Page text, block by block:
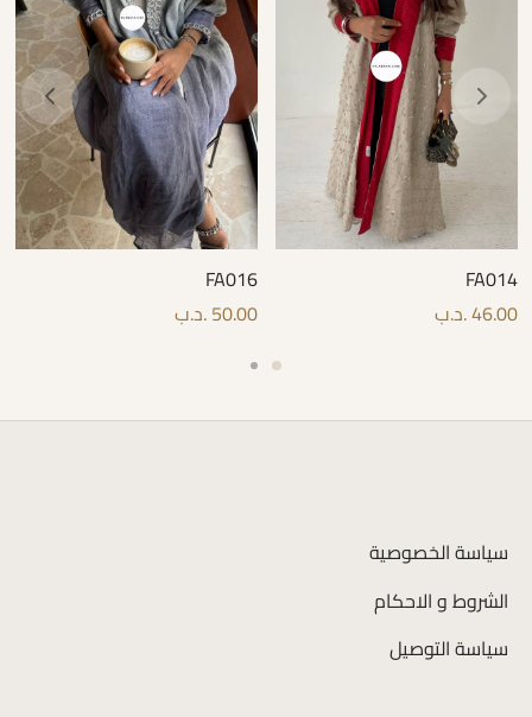
FA014
46.00.د.ب
FA016
50.00.د.ب
سياسة الخصوصية
الشروط و الاحكام
سياسة التوصيل